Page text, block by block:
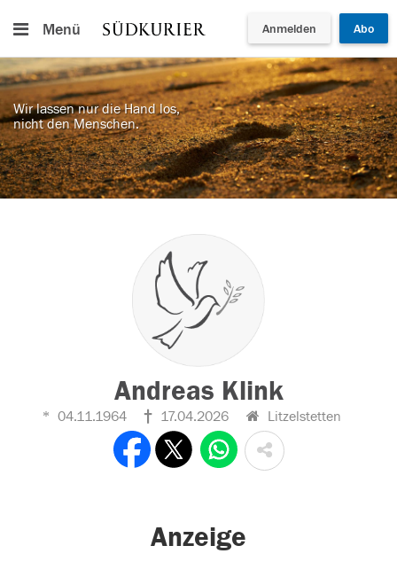
Menü Anmelden Abo
Wir lassen nur die Hand los,
nicht den Menschen.
Andreas Klink
04.11.1964 17.04.2026 Litzelstetten
Anzeige